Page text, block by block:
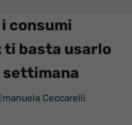
consumi
basta usarlo
settimana
Ceccarelli